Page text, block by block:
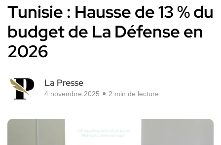
Tunisie : Hausse de 13 % du
budget de La Défense en
2026
La Presse
4 novembre 2025 2 min de lecture